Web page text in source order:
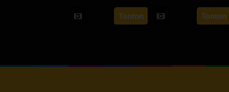
2023
Tonton
Aug
2023
Agus
Tonton